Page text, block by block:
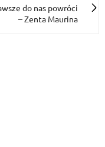
do nas powróci
– Zenta Maurina